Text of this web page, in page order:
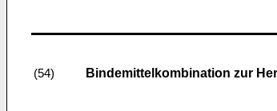
(54) Bindemittelkombination zur